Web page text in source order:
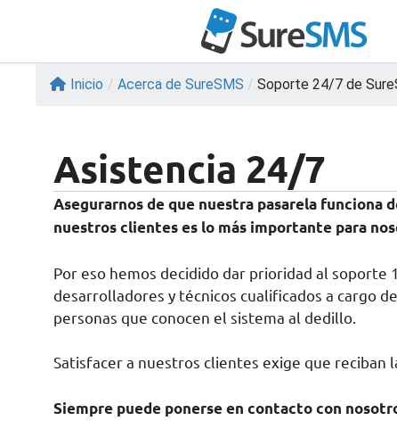
Inicio / Acerca de SureSMS / Soporte 24/7 de
Asistencia 24/7
Asegurarnos de que nuestra pasarela funciona
nuestros clientes es lo más importante para
Por eso hemos decidido dar prioridad al soporte
desarrolladores y técnicos cualificados a cargo
personas que conocen el sistema al dedillo.
Satisfacer a nuestros clientes exige que reciban
Siempre puede ponerse en contacto con